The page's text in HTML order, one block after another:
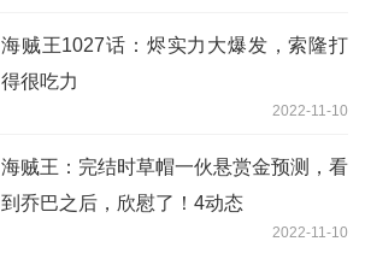
海贼王1027话：烬实力大爆发，索隆打
得很吃力
2022-11-10
海贼王：完结时草帽一伙悬赏金预测，看
到乔巴之后，欣慰了！4动态
2022-11-10